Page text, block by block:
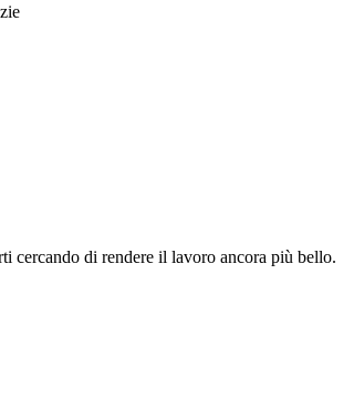
cercando di rendere il lavoro ancora più bello.